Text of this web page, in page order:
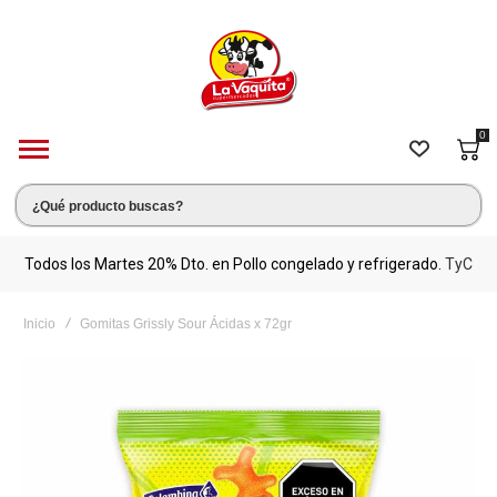
0
Todos los Martes 20% Dto. en Pollo congelado y refrigerado. TyC
Inicio Gomitas Grissly Sour Ácidas x 72gr